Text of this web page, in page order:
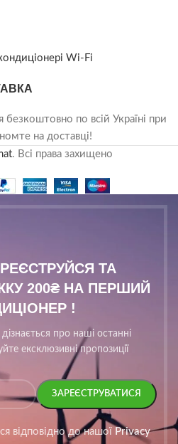
Wi-Fi
по всій Україні при
на доставці!
. Всі права захищено
ТА
200₴ НА ПЕРШИЙ
!
про наші останні
ексклюзивні пропозиції
відповідно до нашої Privacy